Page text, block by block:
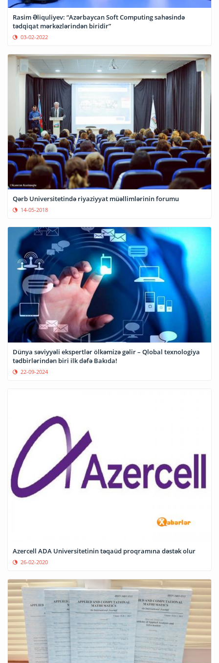
Rasim Əliquliyev: “Azərbaycan Soft Computing sahəsində
tədqiqat mərkəzlərindən biridir”
03-02-2022
Qərb Universitetində riyaziyyat müəllimlərinin forumu
14-05-2018
Dünya səviyyəli ekspertlər ölkəmizə gəlir – Qlobal texnologiya
tədbirlərindən biri ilk dəfə Bakıda!
22-09-2024
Azercell ADA Universitetinin təqaüd proqramına dəstək olur
26-02-2020